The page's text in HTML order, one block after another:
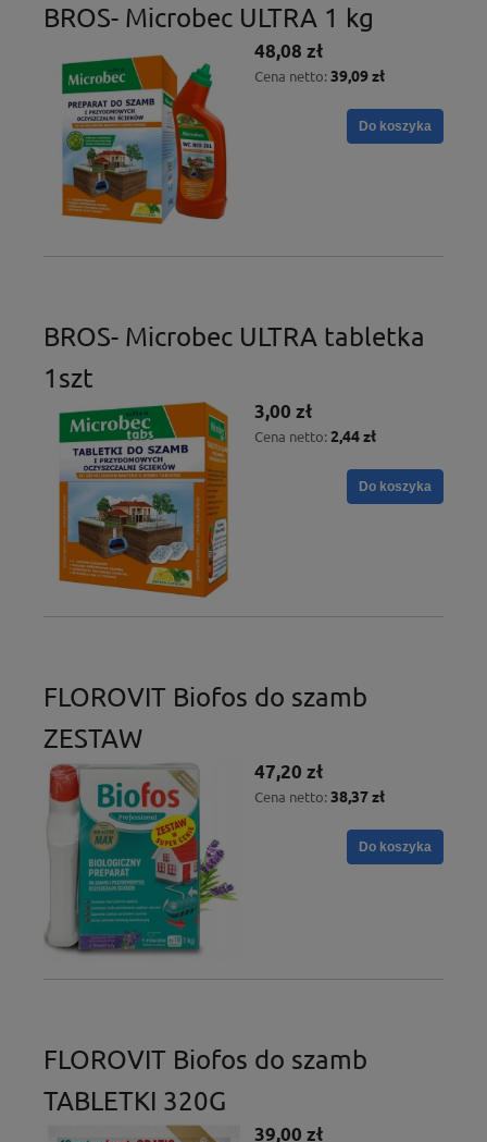
BROS- Microbec ULTRA 1 kg
48,08 zł
Cena netto: 39,09 zł
Do koszyka
BROS- Microbec ULTRA tabletka
1szt
3,00 zł
Cena netto: 2,44 zł
Do koszyka
FLOROVIT Biofos do szamb
ZESTAW
47,20 zł
Cena netto: 38,37 zł
Do koszyka
FLOROVIT Biofos do szamb
TABLETKI 320G
39,00 zł